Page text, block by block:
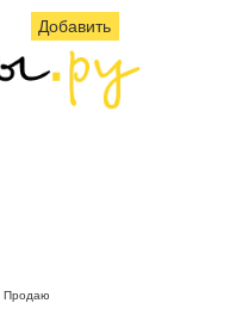
Добавить
Продаю